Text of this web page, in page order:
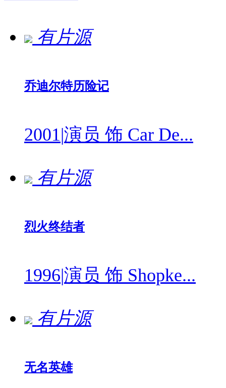
有片源
乔迪尔特历险记
2001|演员 饰 Car De...
有片源
烈火终结者
1996|演员 饰 Shopke...
有片源
无名英雄